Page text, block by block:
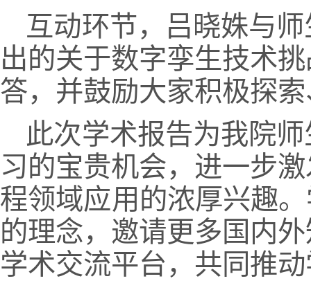
互动环节，吕晓姝与
出的关于数字孪生技术
答，并鼓励大家积极探
此次学术报告为我院
习的宝贵机会，进一步
程领域应用的浓厚兴趣
的理念，邀请更多国内
学术交流平台，共同推